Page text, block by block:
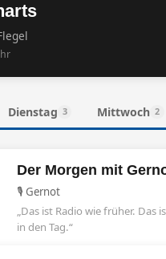
Dienstag 3 Mittwoch 2
Der Morgen mit
🎙️ Gernot
„Das ist Radio wie früher.
in den Tag.“